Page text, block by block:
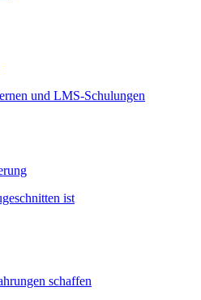
und LMS-Schulungen
ist
schaffen